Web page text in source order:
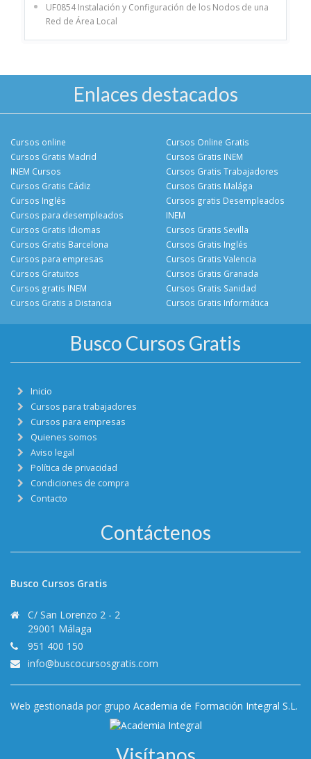
UF0854 Instalación y Configuración de los Nodos de una
Red de Área Local
Enlaces destacados
Cursos online
Cursos Gratis Madrid
INEM Cursos
Cursos Gratis Cádiz
Cursos Online Gratis
Cursos Gratis INEM
Cursos Gratis Trabajadores
Cursos Gratis Malága
Cursos Inglés
Cursos para desempleados
Cursos Gratis Idiomas
Cursos Gratis Barcelona
Cursos gratis Desempleados
INEM
Cursos Gratis Sevilla
Cursos Gratis Inglés
Cursos para empresas
Cursos Gratuitos
Cursos gratis INEM
Cursos Gratis a Distancia
Cursos Gratis Valencia
Cursos Gratis Granada
Cursos Gratis Sanidad
Cursos Gratis Informática
Busco Cursos Gratis
Inicio
Cursos para trabajadores
Cursos para empresas
Quienes somos
Aviso legal
Política de privacidad
Condiciones de compra
Contacto
Contáctenos
Busco Cursos Gratis
C/ San Lorenzo 2 - 2
29001 Málaga
951 400 150
info@buscocursosgratis.com
Web gestionada por grupo Academia de Formación Integral S.L.